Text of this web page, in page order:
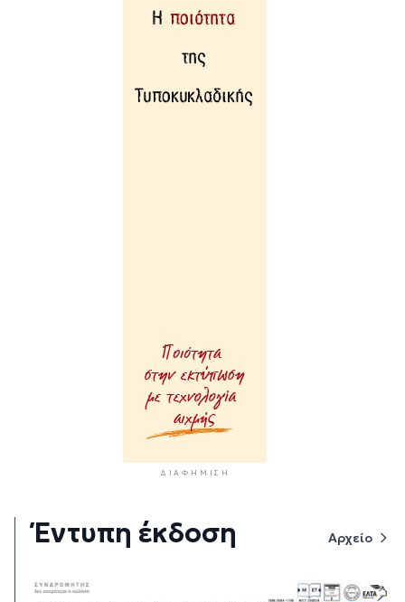
ΔΙΑΦΉΜΙΣΗ
Έντυπη έκδοση Αρχείο